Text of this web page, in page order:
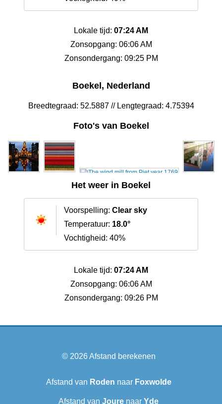
Lokale tijd: 07:24 AM
Zonsopgang: 06:06 AM
Zonsondergang: 09:25 PM
Boekel, Nederland
Breedtegraad: 52.5887 // Lengtegraad: 4.75394
Foto's van Boekel
Het weer in Boekel
Voorspelling: Clear sky
Temperatuur: 18.0°
Vochtigheid: 40%
Lokale tijd: 07:24 AM
Zonsopgang: 06:06 AM
Zonsondergang: 09:26 PM
© 2026Afstand berekenen
Afstand van Roden naar Foxwolde
Afstand van Joure naar Yde